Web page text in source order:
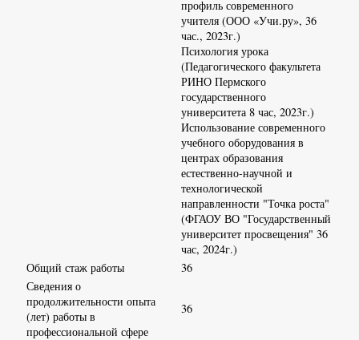
профиль современного
учителя (ООО «Учи.ру», 36
час., 2023г.)
Психология урока
(Педагогического факультета
РИНО Пермского
государственного
университета 8 час, 2023г.)
Использование современного
учебного оборудования в
центрах образования
естественно-научной и
технологической
направленности "Точка роста"
(ФГАОУ ВО "Государственный
университет просвещения" 36
час, 2024г.)
Общий стаж работы
36
Сведения о
продолжительности опыта
(лет) работы в
профессиональной сфере
36